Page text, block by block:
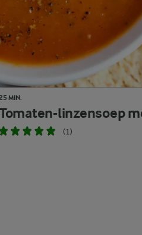
MIN.
linzensoep
(1)